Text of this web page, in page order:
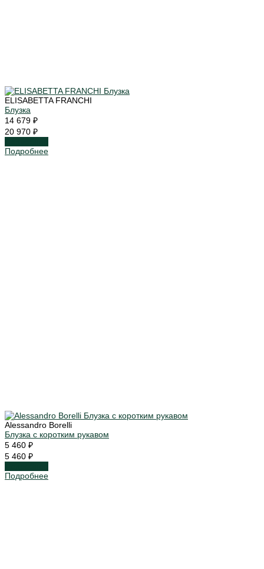
ELISABETTA FRANCHI
Блузка
14 679 ₽
20 970 ₽
Подробнее
Alessandro Borelli
Блузка с коротким рукавом
5 460 ₽
5 460 ₽
Подробнее